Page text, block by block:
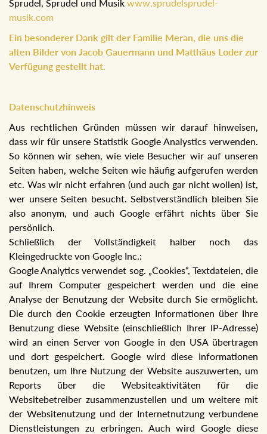
Sprudel, Sprudel und Musik www.sprudelsprudel-
musik.com
Ein besonderer Dank gilt der Familie Meran, die uns die
alten Bilder von Jacob Gauermann und Matthäus Loder zur
Verfügung gestellt hat.
Datenschutzhinweis
Aus rechtlichen Gründen müssen wir darauf hinweisen,
dass wir für unsere Statistik Google Analystics verwenden.
So können wir sehen, wie viele Besucher wir auf unseren
Seiten haben, welche Seiten wie häufig aufgerufen werden
etc. Was wir nicht erfahren (und auch gar nicht wollen) ist,
wer unsere Seiten besucht. Selbstverständlich bleiben Sie
also anonym, und auch Google erfährt nichts über Sie
persönlich.
Schließlich der Vollständigkeit halber noch das
Kleingedruckte von Google Inc.:
Google Analytics verwendet sog. „Cookies“, Textdateien, die
auf Ihrem Computer gespeichert werden und die eine
Analyse der Benutzung der Website durch Sie ermöglicht.
Die durch den Cookie erzeugten Informationen über Ihre
Benutzung diese Website (einschließlich Ihrer IP-Adresse)
wird an einen Server von Google in den USA übertragen
und dort gespeichert. Google wird diese Informationen
benutzen, um Ihre Nutzung der Website auszuwerten, um
Reports über die Websiteaktivitäten für die
Websitebetreiber zusammenzustellen und um weitere mit
der Websitenutzung und der Internetnutzung verbundene
Dienstleistungen zu erbringen. Auch wird Google diese